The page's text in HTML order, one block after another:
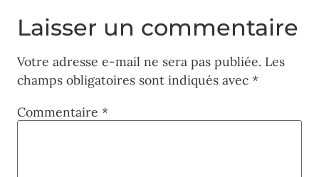
Laisser un commentaire
Votre adresse e-mail ne sera pas publiée. Les
champs obligatoires sont indiqués avec *
Commentaire *